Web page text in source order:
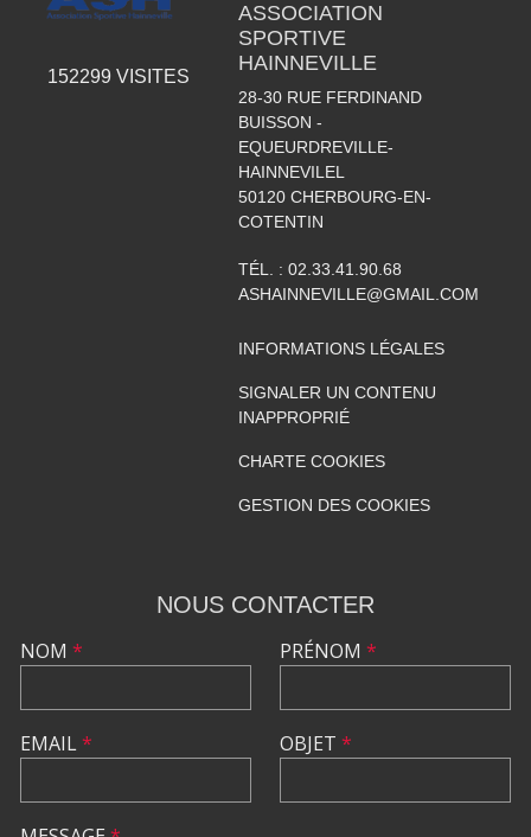
152299 VISITES
ASSOCIATION
SPORTIVE
HAINNEVILLE
28-30 RUE FERDINAND
BUISSON -
EQUEURDREVILLE-
HAINNEVILEL
50120 CHERBOURG-EN-
COTENTIN
TÉL. : 02.33.41.90.68
ASHAINNEVILLE@GMAIL.COM
INFORMATIONS LÉGALES
SIGNALER UN CONTENU
INAPPROPRIÉ
CHARTE COOKIES
GESTION DES COOKIES
NOUS CONTACTER
NOM *
EMAIL*
PRÉNOM *
OBJET *